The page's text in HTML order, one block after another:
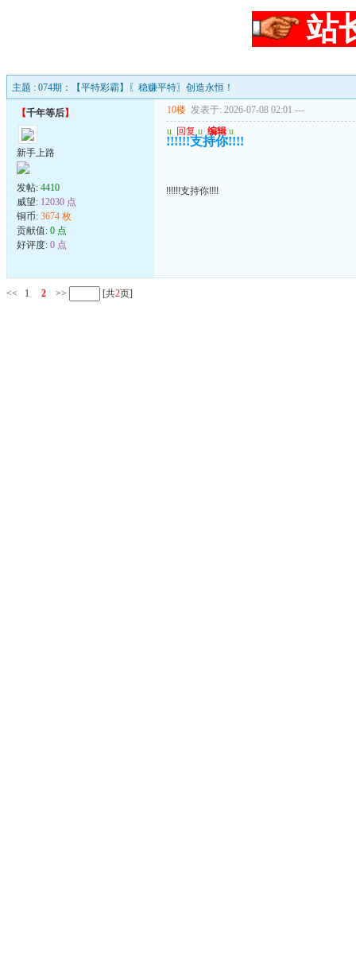
站
主题 : 074期：【平特彩霸】〖稳赚平特〗创造永恒！
【千年等后】
新手上路
发帖: 4410
威望: 12030 点
铜币: 3674 枚
贡献值: 0 点
好评度: 0 点
10楼 发表于: 2026-07-08 02:01 ---
u 回复 u 编辑 u
!!!!!!支持你!!!!
!!!!!!支持你!!!!
<< 1 2 >> [共2页]